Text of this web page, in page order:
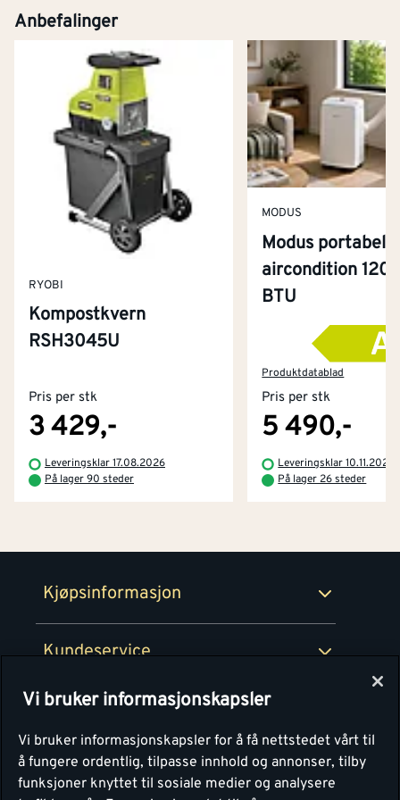
Anbefalinger
RYOBI
Kompostkvern
RSH3045U
Pris per stk
3 429,-
Leveringsklar 17.08.2026
På lager 90 steder
MODUS
Modus portabel
aircondition
BTU
Produktdatablad
Pris per stk
5 490,-
Leveringsklar 10.11.2026
På lager 26 steder
Kjøpsinformasjon
Kjøpsbetingelser
Retur- og angrerettsskjema
Kundeservice
Tjenester
Montér Klubb
Montér
Byggevarehus og åpningstider
Prismatch
Personvern
Vi bruker informasjonskapsler
Vi bruker informasjonskapsler for å få nettstedet vårt til
å fungere ordentlig, tilpasse innhold og annonser, tilby
funksjoner knyttet til sosiale medier og analysere